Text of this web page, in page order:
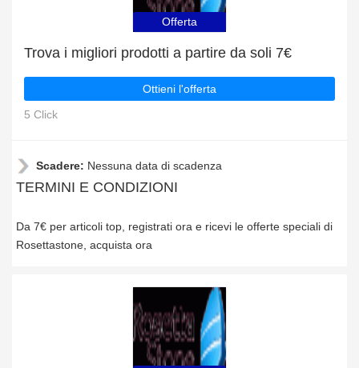
Offerta
Trova i migliori prodotti a partire da soli 7€
Ottieni l'offerta
5 Click
Scadere: Nessuna data di scadenza
TERMINI E CONDIZIONI
Da 7€ per articoli top, registrati ora e ricevi le offerte speciali di
Rosettastone, acquista ora